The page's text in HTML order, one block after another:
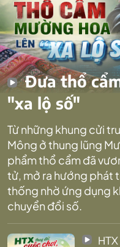
Đưa thổ
"xa lộ số"
Từ những khung cửi
Mông ở thung lũng
phẩm thổ cẩm đã
tử, mở ra hướng phát
thống nhờ ứng dụng
chuyển đổi số.